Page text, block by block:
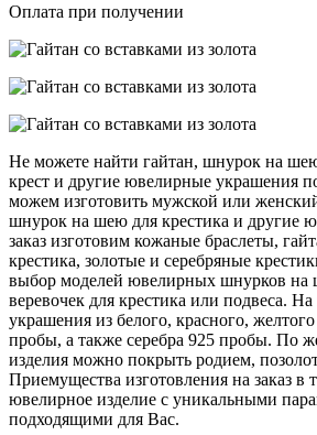
Оплата при получении
Не можете найти гайтан, шнурок на
крест и другие ювелирные украшения
можем изготовить мужской или
шнурок на шею для крестика и другие
заказ изготовим кожаные браслеты,
крестика, золотые и серебряные
выбор моделей ювелирных шнурков на
веревочек для крестика или подвеса. На
украшения из белого, красного,
пробы, а также серебра 925 пробы. По
изделия можно покрыть родием,
Приемущества изготовления на заказ в
ювелирное изделие с уникальными
подходящими для Вас.